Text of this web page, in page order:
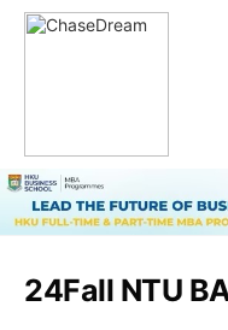
24Fall NTU